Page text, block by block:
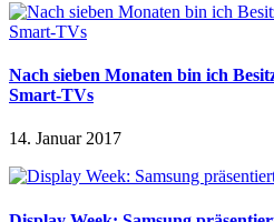
Nach sieben Monaten bin ich
Smart-TVs
14. Januar 2017